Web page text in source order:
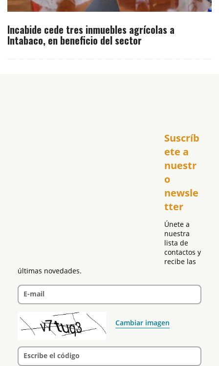
Incabide cede tres inmuebles agrícolas a
Intabaco, en beneficio del sector
Suscríb
ete a
nuestr
o
newsle
tter
Únete a
nuestra
lista de
contactos y
recibe las
últimas novedades.
E-mail
Cambiar imagen
Escribe el código